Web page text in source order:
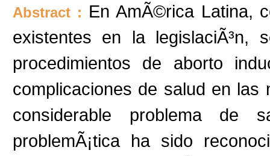
Abstract : En AmÃ©rica Latina,
existentes en la legislaciÃ³n,
procedimientos de aborto
complicaciones de salud en las
considerable problema de
problemÃ¡tica ha sido